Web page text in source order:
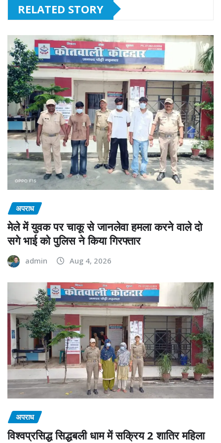
RELATED STORY
अपराध
मेले में युवक पर चाकू से जानलेवा हमला करने वाले दो
सगे भाई को पुलिस ने किया गिरफ्तार
admin Aug 4, 2026
अपराध
विश्वप्रसिद्ध सिद्धबली धाम में सक्रिय 2 शातिर महिला